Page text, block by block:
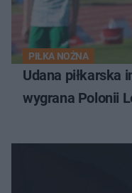
PIŁKA NOŻNA
Udana piłkarska
wygrana Polonii